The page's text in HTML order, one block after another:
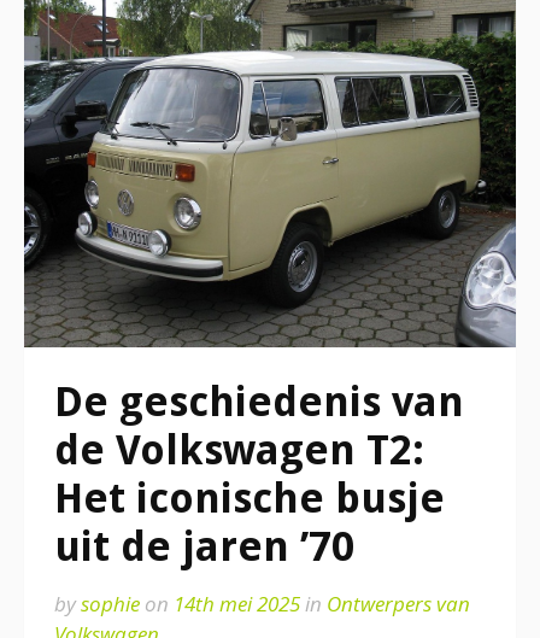
De geschiedenis van
de Volkswagen T2:
Het iconische busje
uit de jaren ’70
bysophie on 14th mei 2025in Ontwerpers van